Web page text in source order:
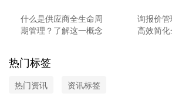
什么是供应商全生命周
期管理？了解这一概念
询报价
高效简
热门标签
热门资讯 资讯标签